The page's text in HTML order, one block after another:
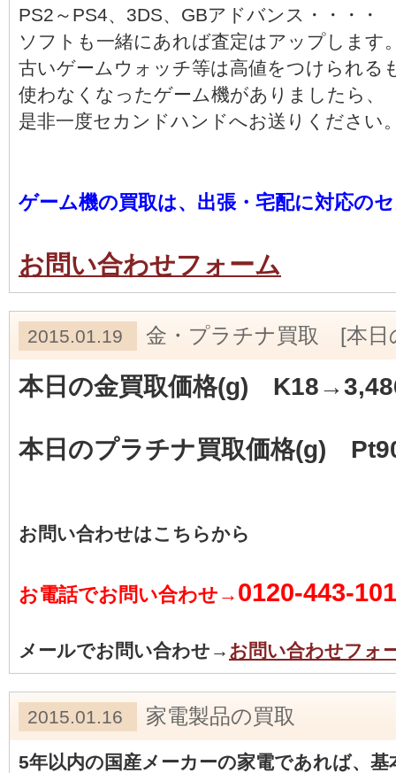
PS2～PS4、3DS、GBアドバンス・・・・
ソフトも一緒にあれば査定はアップします
古いゲームウォッチ等は高値をつけられる
使わなくなったゲーム機がありましたら、
是非一度セカンドハンドへお送りください
ゲーム機の買取は、出張・宅配に対応の
お問い合わせフォーム
2015.01.19 金・プラチナ買取 [本日
本日の金買取価格(g)
本日のプラチナ買取価格(g)
お問い合わせはこちらから
お電話でお問い合わせ→ 0120-443-101
メールでお問い合わせ→ お問い合わせフォ
2015.01.16 家電製品の買取
5年以内の国産メーカーの家電であれば、